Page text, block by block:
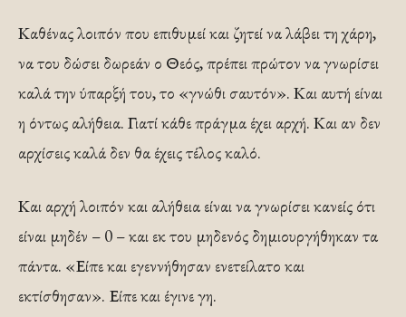
Καθένας λοιπόν που επιθυμεί και ζητεί να λάβει τη χάρη,
να του δώσει δωρεάν ο Θεός, πρέπει πρώτον να γνωρίσει
καλά την ύπαρξή του, το «γνώθι σαυτόν». Και αυτή είναι
η όντως αλήθεια. Γιατί κάθε πράγμα έχει αρχή. Και αν δεν
αρχίσεις καλά δεν θα έχεις τέλος καλό.
Και αρχή λοιπόν και αλήθεια είναι να γνωρίσει κανείς ότι
είναι μηδέν – 0 – και εκ του μηδενός δημιουργήθηκαν τα
πάντα. «Είπε και εγεννήθησαν ενετείλατο και
εκτίσθησαν». Είπε και έγινε γη.